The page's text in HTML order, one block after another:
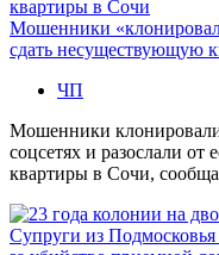
Мошенники
сдать несуществующую
ЧП
Мошенники
соцсетях и разослали от
квартиры в Сочи,
Супруги из